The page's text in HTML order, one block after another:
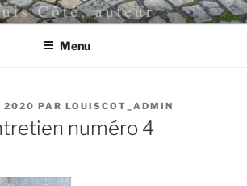
AUTEUR
Menu
2020 PAR LOUISCOT_ADMIN
numéro 4